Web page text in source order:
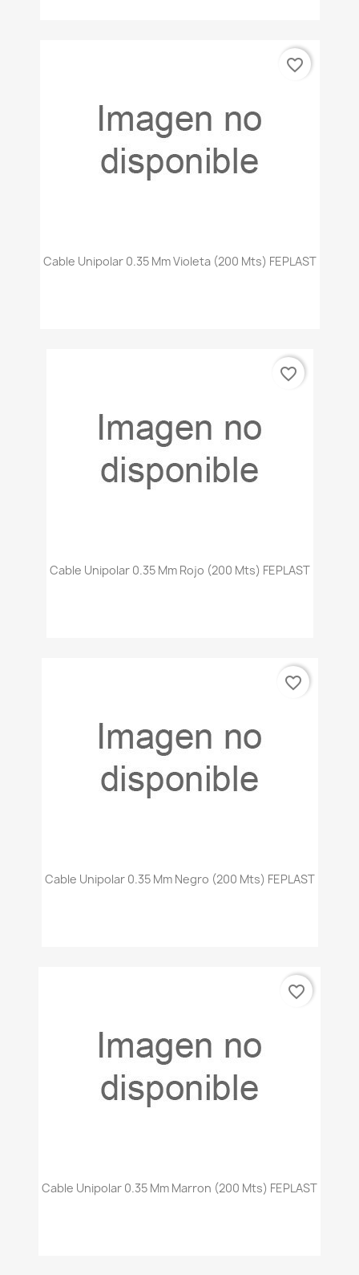
Cable Unipolar 0.35 Mm Violeta (200 Mts) FEPLAST
favorite_border
Cable Unipolar 0.35 Mm Rojo (200 Mts) FEPLAST
favorite_border
Cable Unipolar 0.35 Mm Negro (200 Mts) FEPLAST
favorite_border
Cable Unipolar 0.35 Mm Marron (200 Mts) FEPLAST
favorite_border